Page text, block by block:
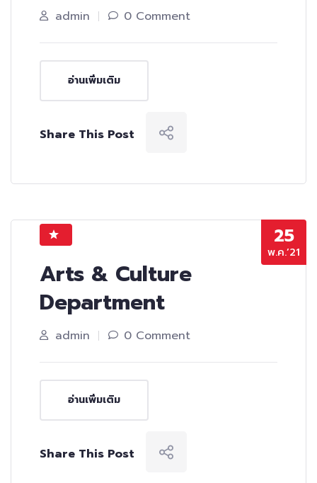
admin 0 Comment
อ่านเพิ่มเติม
Share This Post
25
พ.ค.’21
Arts & Culture
Department
admin 0 Comment
อ่านเพิ่มเติม
Share This Post